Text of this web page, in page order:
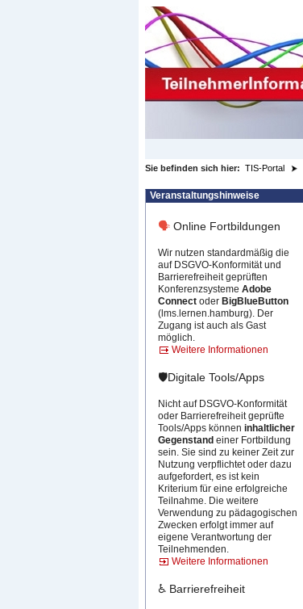
Sie befinden sich hier: TIS-Portal
Veranstaltungshinweise
🗣Online Fortbildungen
Wir nutzen standardmäßig die
auf DSGVO-Konformität und
Barrierefreiheit geprüften
Konferenzsysteme Adobe
Connect oderBigBlueButton
(lms.lernen.hamburg). Der
Zugang ist auch als Gast
möglich.
Weitere Informationen
🛡️Digitale Tools/Apps
Nicht auf DSGVO-Konformität
oder Barrierefreiheit geprüfte
Tools/Apps können inhaltlicher
Gegenstand einer Fortbildung
sein. Sie sind zu keiner Zeit zur
Nutzung verpflichtet oder dazu
aufgefordert, es ist kein
Kriterium für eine erfolgreiche
Teilnahme. Die weitere
Verwendung zu pädagogischen
Zwecken erfolgt immer auf
eigene Verantwortung der
Teilnehmenden.
Weitere Informationen
♿ Barrierefreiheit